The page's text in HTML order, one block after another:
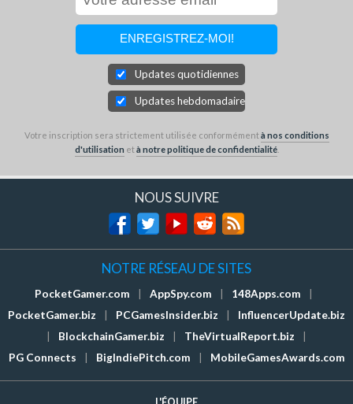
Updates quotidiennes
Updates hebdomadaires
Votre inscription sera strictement utilisée conformémentà nos conditions
d'utilisation età notre politique de confidentialité.
NOUS SUIVRE
NOTRE RÉSEAU DE SITES
PocketGamer.com AppSpy.com 148Apps.com
PocketGamer.biz
PCGamesInsider.biz
InfluencerUpdate.biz
BlockchainGamer.biz TheVirtualReport.biz
PG Connects
BigIndiePitch.com MobileGamesAwards.com